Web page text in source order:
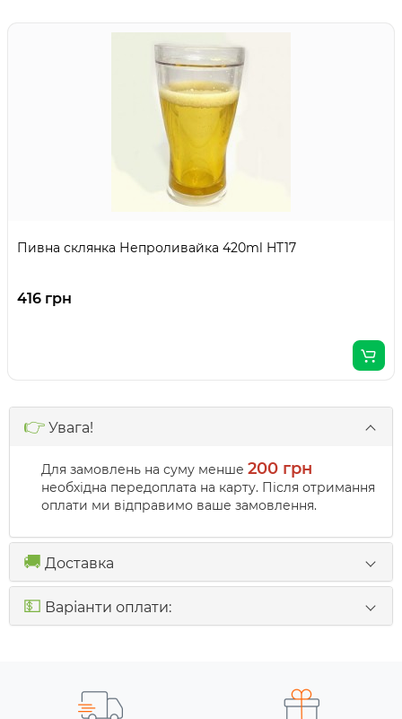
Пивна склянка Непроливайка 420ml HT17
416 грн
👉 Увага!
Для замовлень на суму менше 200 грн
необхідна передоплата на карту. Після отримання
оплати ми відправимо ваше замовлення.
🚚 Доставка
💵 Варіанти оплати: